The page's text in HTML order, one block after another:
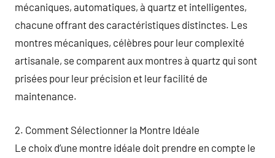
mécaniques, automatiques, à quartz et intelligentes,
chacune offrant des caractéristiques distinctes. Les
montres mécaniques, célèbres pour leur complexité
artisanale, se comparent aux montres à quartz qui sont
prisées pour leur précision et leur facilité de
maintenance.
2. Comment Sélectionner la Montre Idéale
Le choix d’une montre idéale doit prendre en compte le